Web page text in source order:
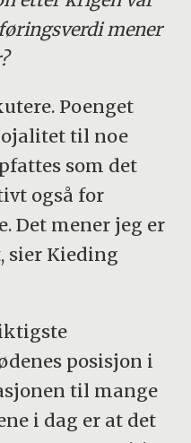
mener
Poenget
til noe
som det
også for
Det mener jeg er
sier Kieding
posisjon i
til mange
i dag er at det